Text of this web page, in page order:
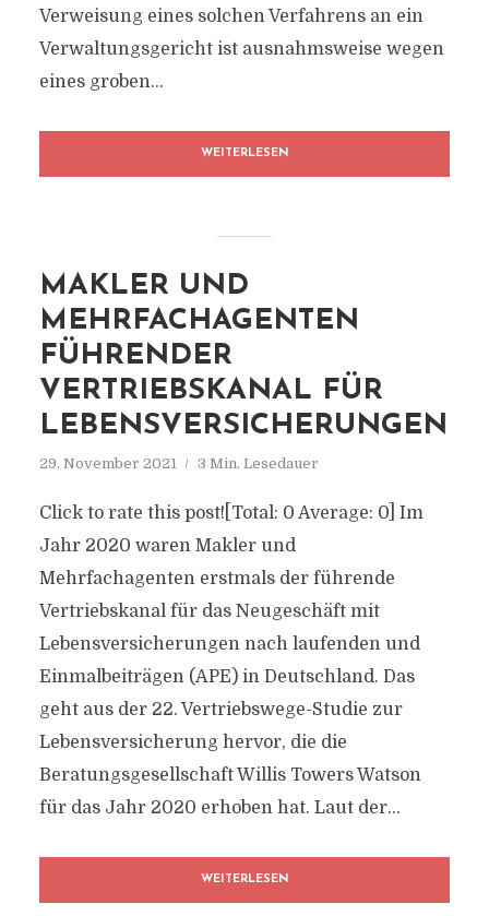
Verweisung eines solchen Verfahrens an ein
Verwaltungsgericht ist ausnahmsweise wegen
eines groben...
WEITERLESEN
MAKLER UND
MEHRFACHAGENTEN
FÜHRENDER
VERTRIEBSKANAL FÜR
LEBENSVERSICHERUNGEN
29. November 2021 3 Min. Lesedauer
Click to rate this post![Total: 0 Average: 0] Im
Jahr 2020 waren Makler und
Mehrfachagenten erstmals der führende
Vertriebskanal für das Neugeschäft mit
Lebensversicherungen nach laufenden und
Einmalbeiträgen (APE) in Deutschland. Das
geht aus der 22. Vertriebswege-Studie zur
Lebensversicherung hervor, die die
Beratungsgesellschaft Willis Towers Watson
für das Jahr 2020 erhoben hat. Laut der...
WEITERLESEN